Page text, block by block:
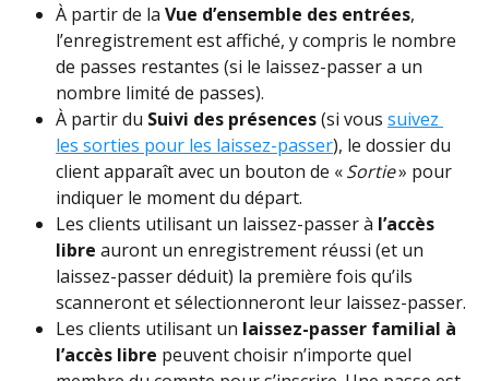
À partir de la Vue d’ensemble des entrées,
l’enregistrement est affiché, y compris le nombre
de passes restantes (si le laissez-passer a un
nombre limité de passes).
À partir du Suivi des présences (si vous suivez
les sorties pour les laissez-passer), le dossier du
client apparaît avec un bouton de « Sortie » pour
indiquer le moment du départ.
Les clients utilisant un laissez-passer à l’accès
libre auront un enregistrement réussi (et un
laissez-passer déduit) la première fois qu’ils
scanneront et sélectionneront leur laissez-passer.
Les clients utilisant un laissez-passer familial à
l’accès libre peuvent choisir n’importe quel